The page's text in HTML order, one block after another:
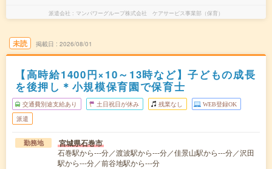
派遣会社 マンパワーグループ株式会社 ケアサービス事業部（保育）
未読 掲載日 2026/08/01
【高時給1400円×10～13時など】子どもの成長
を後押し＊小規模保育園で保育士
交通費別途支給あり 土日祝日が休み 残業なし WEB登録OK
派遣
勤務地 宮城県石巻市
石巻駅から---分／渡波駅から---分／佳景山駅から---分／沢田
駅から---分／前谷地駅から---分